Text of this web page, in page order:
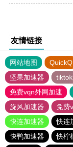
友情链接
网站地图 QuickQ
坚果加速器
免费vqn外网加速
旋风加速器
免费
快连加速器
快连
快鸭加速器
快柠